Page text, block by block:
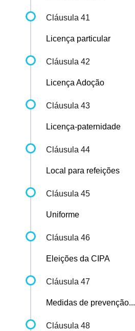
Cláusula 41
Licença particular
Cláusula 42
Licença Adoção
Cláusula 43
Licença-paternidade
Cláusula 44
Local para refeições
Cláusula 45
Uniforme
Cláusula 46
Eleições da CIPA
Cláusula 47
Medidas de prevenção...
Cláusula 48